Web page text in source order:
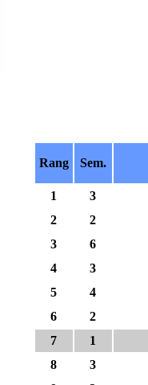
Rang Sem.
1 3
2
2
3
6
4
3
5
4
6
2
7
1
8
3